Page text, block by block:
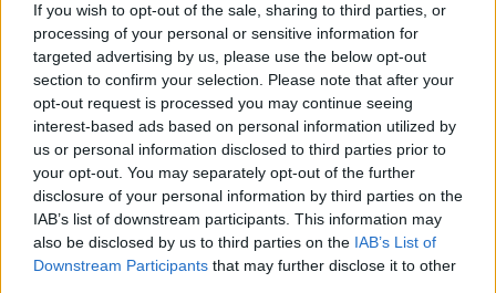
If you wish to opt-out of the sale, sharing to third parties, or
processing of your personal or sensitive information for
targeted advertising by us, please use the below opt-out
section to confirm your selection. Please note that after your
opt-out request is processed you may continue seeing
interest-based ads based on personal information utilized by
us or personal information disclosed to third parties prior to
your opt-out. You may separately opt-out of the further
disclosure of your personal information by third parties on the
IAB’s list of downstream participants. This information may
also be disclosed by us to third parties on the IAB’s List of
Downstream Participants that may further disclose it to other
Un permesso di soggiorno per ricongiungimento familiare
può essere disponibile per il coniuge, il partner registrato o il
figlio minore di:
un cittadino ungherese
di un residente straniero legale in Ungheria
un residente permanente
un rifugiato riconosciuto
alcuni titolari di permesso con status di lungo termine
I documenti tipici includono: